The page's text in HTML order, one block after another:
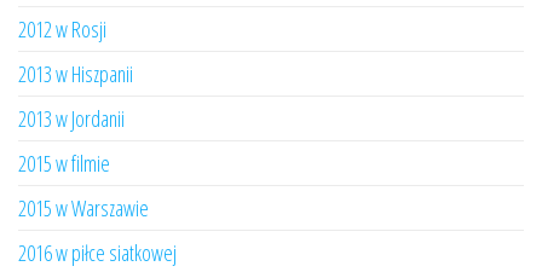
2012 w Rosji
2013 w Hiszpanii
2013 w Jordanii
2015 w filmie
2015 w Warszawie
2016 w piłce siatkowej